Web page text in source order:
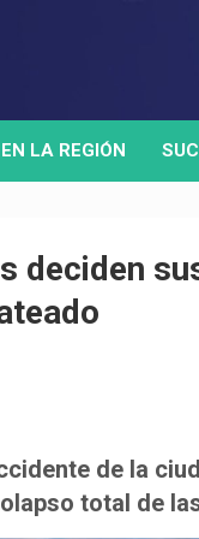
EN LA REGIÓN
deciden
de la
total de